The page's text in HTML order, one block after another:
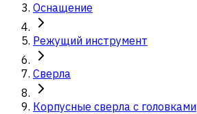
Оснащение
Режущий инструмент
Сверла
Корпусные сверла с головками